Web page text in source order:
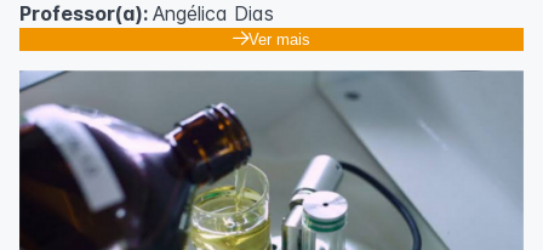
Professor(a): Angélica Dias
Ver mais